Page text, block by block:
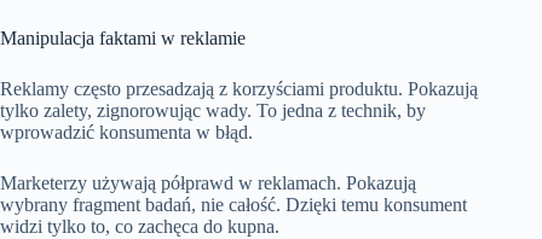
Manipulacja faktami w reklamie
Reklamy często przesadzają z korzyściami produktu. Pokazują
tylko zalety, zignorowując wady. To jedna z technik, by
wprowadzić konsumenta w błąd.
Marketerzy używają półprawd w reklamach. Pokazują
wybrany fragment badań, nie całość. Dzięki temu konsument
widzi tylko to, co zachęca do kupna.